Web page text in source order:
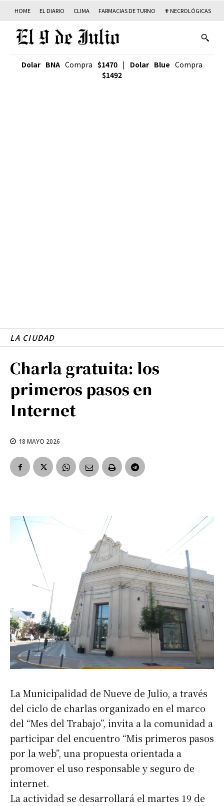
HOME EL DIARIO CLIMA FARMACIAS DE TURNO ✟ NECROLÓGICAS
Dolar BNA Compra $1470 | Dolar Blue Compra
$1492
LA CIUDAD
Charla gratuita: los
primeros pasos en
Internet
18 MAYO 2026
La Municipalidad de Nueve de Julio, a través
del ciclo de charlas organizado en el marco
del “Mes del Trabajo”, invita a la comunidad a
participar del encuentro “Mis primeros pasos
por la web”, una propuesta orientada a
promover el uso responsable y seguro de
internet.
La actividad se desarrollará el martes 19 de